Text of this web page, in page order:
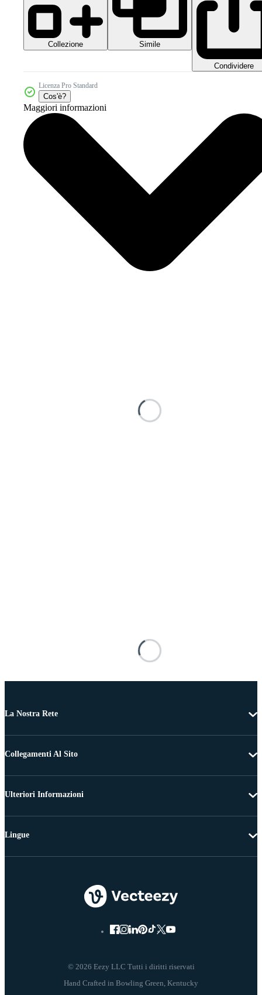
Collezione Simile
Condividere
Licenza Pro Standard
Cos'è?
Maggiori informazioni
La Nostra Rete
Collegamenti Al Sito
Ulteriori Informazioni
© 2026 Eezy LLC Tutti i diritti riservati
Lingue